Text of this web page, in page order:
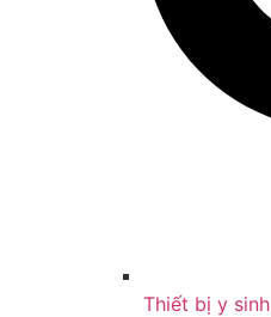
Thiết bị y sinh